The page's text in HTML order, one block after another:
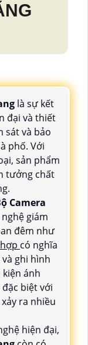
là sự kết
đại và thiết
sát và bảo
phố. Với
sản phẩm
tưởng chất
Camera
giám
đêm như
có nghĩa
ghi hình
ánh
biệt với
ra nhiều
hiện đại,